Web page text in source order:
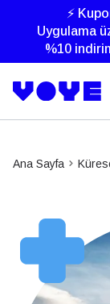
⚡
Uygulama
%10
Ana Sayfa